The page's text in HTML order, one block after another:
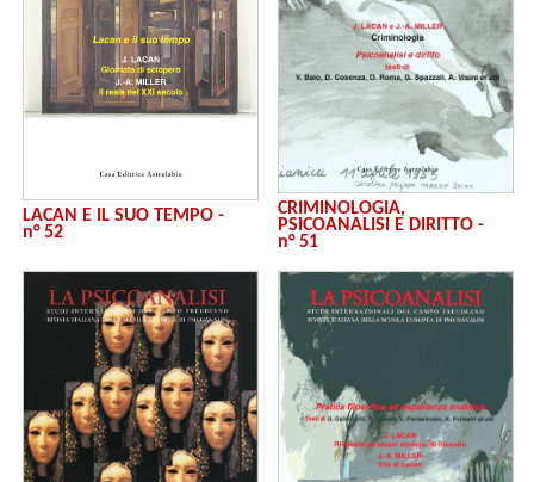
LACAN E IL SUO TEMPO -
n° 52
CRIMINOLOGIA,
PSICOANALISI E DIRITTO -
n° 51